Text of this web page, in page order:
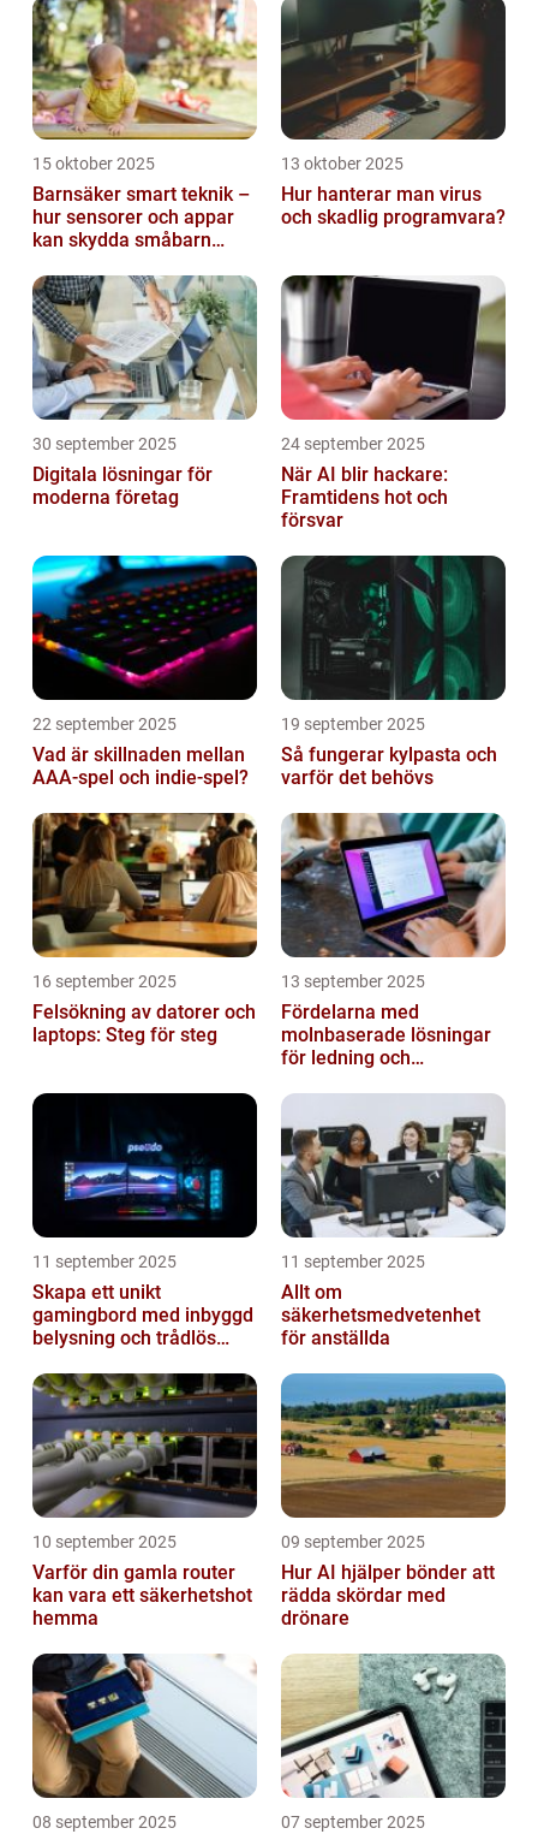
15 oktober 2025
Barnsäker smart teknik –
hur sensorer och appar
kan skydda småbarn
13 oktober 2025
Hur hanterar man virus
och skadlig programvara?
30 september 2025
Digitala lösningar för
moderna företag
24 september 2025
När AI blir hackare:
Framtidens hot och
försvar
22 september 2025
Vad är skillnaden mellan
AAA-spel och indie-spel?
19 september 2025
Så fungerar kylpasta och
varför det behövs
16 september 2025
Felsökning av datorer och
laptops: Steg för steg
13 september 2025
Fördelarna med
molnbaserade lösningar
för ledning och
11 september 2025
Skapa ett unikt
gamingbord med inbyggd
belysning och trådlös
11 september 2025
Allt om
säkerhetsmedvetenhet
för anställda
10 september 2025
Varför din gamla router
kan vara ett säkerhetshot
hemma
09 september 2025
Hur AI hjälper bönder att
rädda skördar med
drönare
08 september 2025 07 september 2025